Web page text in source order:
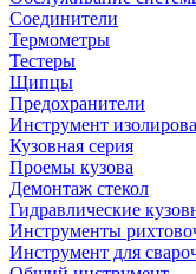
Соединители
Термометры
Тестеры
Щипцы
Предохранители
Инструмент
Кузовная серия
Проемы кузова
Демонтаж стекол
Гидравлические
Инструменты
Инструмент для